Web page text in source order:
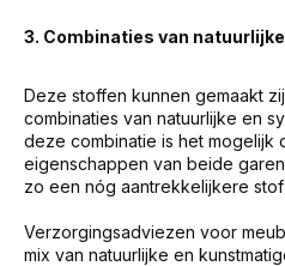
3. Combinaties van
Deze stoffen kunnen gemaakt
combinaties van natuurlijke en
deze combinatie is het mogelijk
eigenschappen van beide
zo een nóg aantrekkelijkere stof
Verzorgingsadviezen voor
mix van natuurlijke en